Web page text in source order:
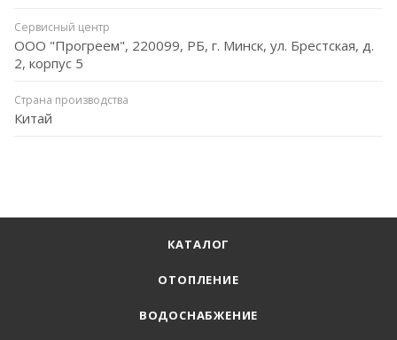
Сервисный центр
ООО "Прогреем", 220099, РБ, г. Минск, ул. Брестская, д.
2, корпус 5
Страна производства
Китай
КАТАЛОГ
ОТОПЛЕНИЕ
ВОДОСНАБЖЕНИЕ